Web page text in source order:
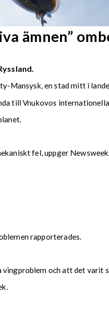
ämnen”
Mansysk, en stad mitt i
till Vnukovos
fel, uppger
rapporterades.
och att det varit